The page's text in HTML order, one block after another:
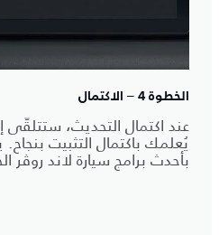
الخطوة 4 – الاكتمال
عند اكتمال التحديث،
يُعلمك باكتمال التثبيت
بأحدث برامج سيارة لاند روڤر